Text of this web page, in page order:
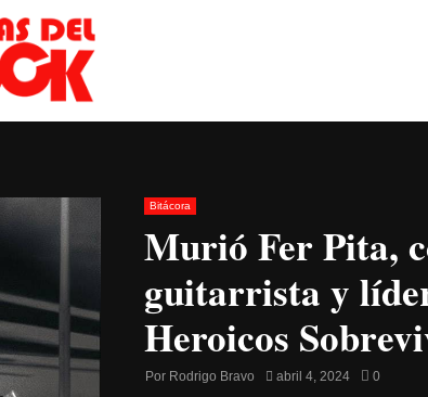
Bitácora
Murió Fer Pita,
guitarrista y
Heroicos
Por Rodrigo Bravo abril 4, 2024 0